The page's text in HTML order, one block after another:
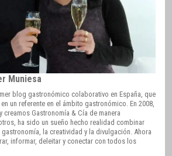
Muniesa
blog gastronómico colaborativo en España, que
un referente en el ámbito gastronómico. En 2008,
creamos Gastronomía & Cía de manera
ha sido un sueño hecho realidad combinar
la creatividad y la divulgación. Ahora
informar, deleitar y conectar con todos los